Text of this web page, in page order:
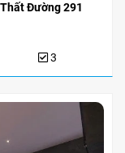
Đường 291
3